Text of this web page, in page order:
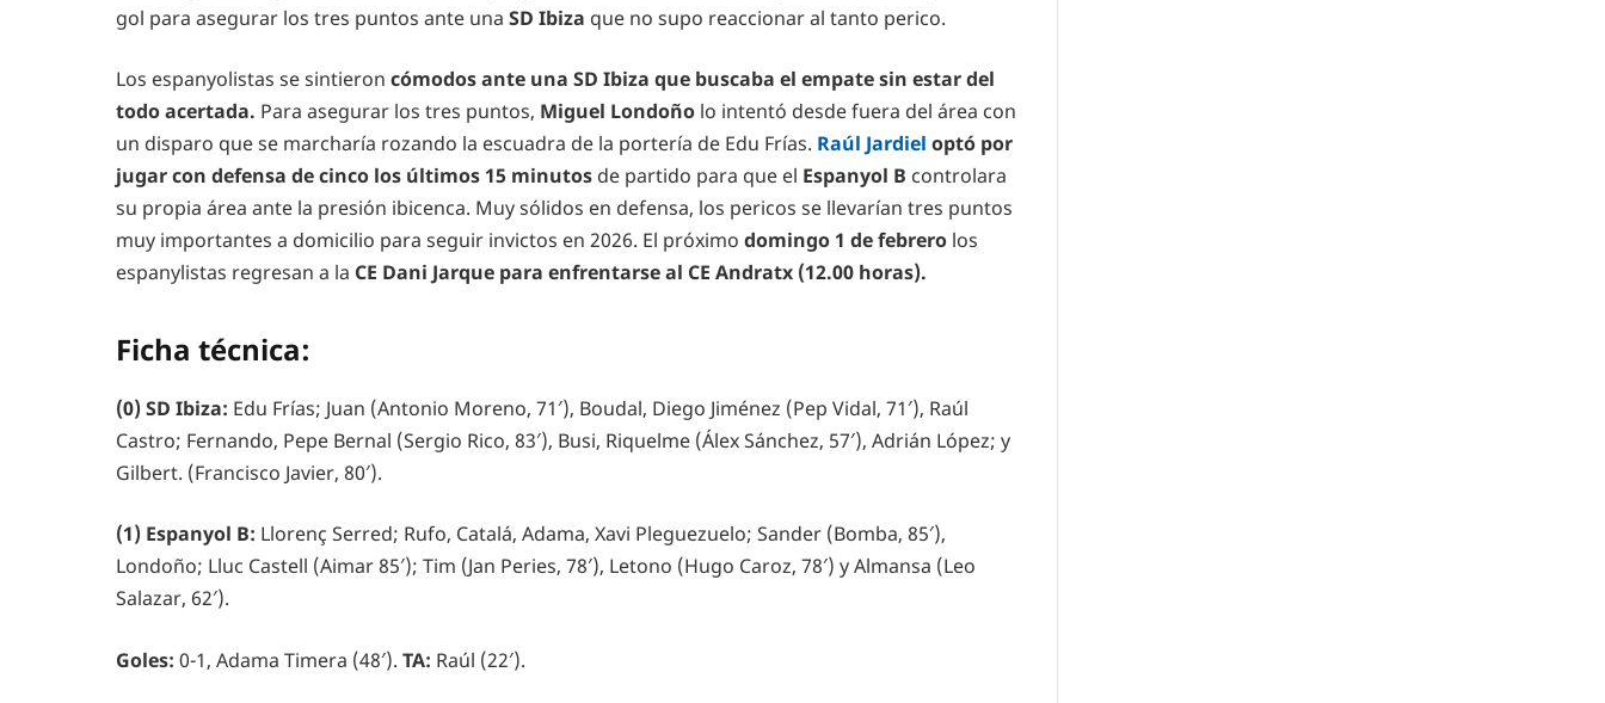
gol para asegurar los tres puntos ante una SD Ibiza que no supo reaccionar al tanto perico.
Los espanyolistas se sintieron cómodos ante una SD Ibiza que buscaba el empate sin estar del
todo acertada. Para asegurar los tres puntos, Miguel Londoño lo intentó desde fuera del área con
un disparo que se marcharía rozando la escuadra de la portería de Edu Frías. Raúl Jardiel optó por
jugar con defensa de cinco los últimos 15 minutos de partido para que el Espanyol B controlara
su propia área ante la presión ibicenca. Muy sólidos en defensa, los pericos se llevarían tres puntos
muy importantes a domicilio para seguir invictos en 2026. El próximo domingo 1 de febrero los
espanylistas regresan a la CE Dani Jarque para enfrentarse al CE Andratx (12.00 horas).
Ficha técnica:
(0) SD Ibiza: Edu Frías; Juan (Antonio Moreno, 71′), Boudal, Diego Jiménez (Pep Vidal, 71′), Raúl
Castro; Fernando, Pepe Bernal (Sergio Rico, 83′), Busi, Riquelme (Álex Sánchez, 57′), Adrián López; y
Gilbert. (Francisco Javier, 80′).
(1) Espanyol B: Llorenç Serred; Rufo, Catalá, Adama, Xavi Pleguezuelo; Sander (Bomba, 85′),
Londoño; Lluc Castell (Aimar 85′); Tim (Jan Peries, 78′), Letono (Hugo Caroz, 78′) y Almansa (Leo
Salazar, 62′).
Goles: 0-1, Adama Timera (48′). TA: Raúl (22′).